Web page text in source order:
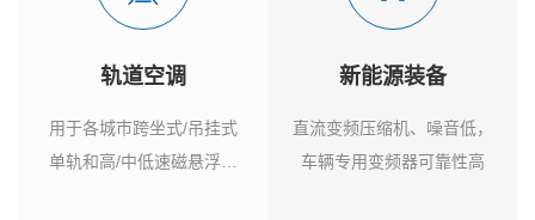
轨道空调
用于各城市跨坐式/吊挂式
单轨和高/中低速磁悬浮列
新能源装备
直流变频压缩机、噪音低，
车辆专用变频器可靠性高